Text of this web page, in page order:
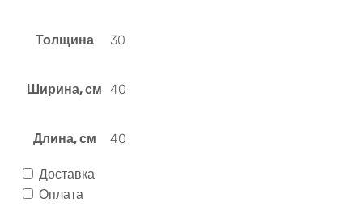
Толщина 30
Ширина, см 40
Длина, см 40
Доставка
Оплата